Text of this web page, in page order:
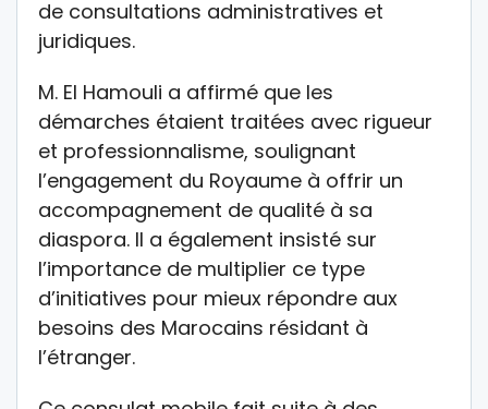
de consultations administratives et
juridiques.
M. El Hamouli a affirmé que les
démarches étaient traitées avec rigueur
et professionnalisme, soulignant
l’engagement du Royaume à offrir un
accompagnement de qualité à sa
diaspora. Il a également insisté sur
l’importance de multiplier ce type
d’initiatives pour mieux répondre aux
besoins des Marocains résidant à
l’étranger.